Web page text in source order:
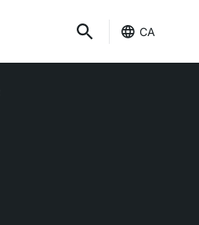
CA